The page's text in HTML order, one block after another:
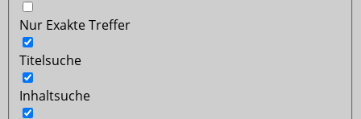
Nur Exakte Treffer
Titelsuche
Inhaltsuche